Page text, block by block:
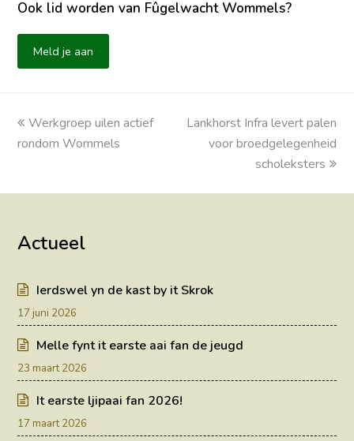
Ook lid worden van Fûgelwacht Wommels?
Meld je aan
previous
post:
Werkgroep uilen actief
rondom Wommels
next
post:
Lankhorst Infra levert palen
voor broedgelegenheid
scholeksters
Actueel
Ierdswel yn de kast by it Skrok
17 juni 2026
Melle fynt it earste aai fan de jeugd
23 maart 2026
It earste ljipaai fan 2026!
17 maart 2026